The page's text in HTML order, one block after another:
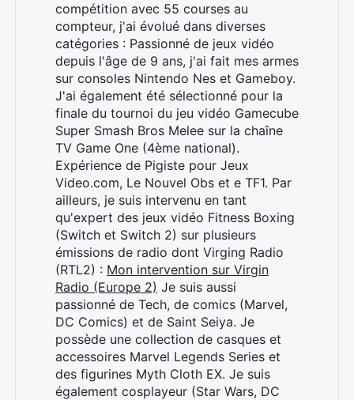
compétition avec 55 courses au
compteur, j'ai évolué dans diverses
catégories : Passionné de jeux vidéo
depuis l'âge de 9 ans, j'ai fait mes armes
sur consoles Nintendo Nes et Gameboy.
J'ai également été sélectionné pour la
finale du tournoi du jeu vidéo Gamecube
Super Smash Bros Melee sur la chaîne
TV Game One (4ème national).
Expérience de Pigiste pour Jeux
Video.com, Le Nouvel Obs et e TF1. Par
ailleurs, je suis intervenu en tant
qu'expert des jeux vidéo Fitness Boxing
(Switch et Switch 2) sur plusieurs
émissions de radio dont Virging Radio
(RTL2) : Mon intervention sur Virgin
Radio (Europe 2) Je suis aussi
passionné de Tech, de comics (Marvel,
DC Comics) et de Saint Seiya. Je
possède une collection de casques et
accessoires Marvel Legends Series et
des figurines Myth Cloth EX. Je suis
également cosplayeur (Star Wars, DC